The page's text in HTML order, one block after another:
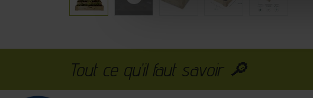
Tout ce qu’il faut savoir 🔎